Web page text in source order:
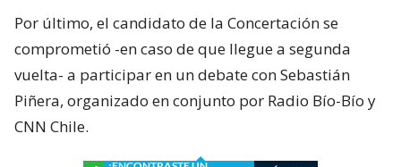
Por último, el candidato de la Concertación se
comprometió -en caso de que llegue a segunda
vuelta- a participar en un debate con Sebastián
Piñera, organizado en conjunto por Radio Bío-Bío y
CNN Chile.